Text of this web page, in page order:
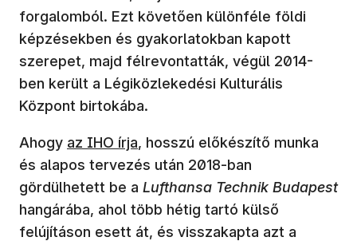
forgalomból. Ezt követően különféle földi
képzésekben és gyakorlatokban kapott
szerepet, majd félrevontatták, végül 2014-
ben került a Légiközlekedési Kulturális
Központ birtokába.
Ahogy (új ablakban nyílik meg)
az IHO írja, hosszú előkészítő munka
és alapos tervezés után 2018-ban
gördülhetett be a Lufthansa Technik Budapest
hangárába, ahol több hétig tartó külső
felújításon esett át, és visszakapta azt a